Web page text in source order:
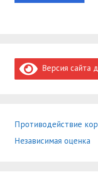
Версия сайта
Противодействие
Независимая оценка